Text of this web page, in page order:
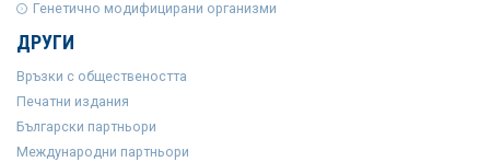
Генетично модифицирани организми
ДРУГИ
Връзки с обществеността
Печатни издания
Български партньори
Международни партньори